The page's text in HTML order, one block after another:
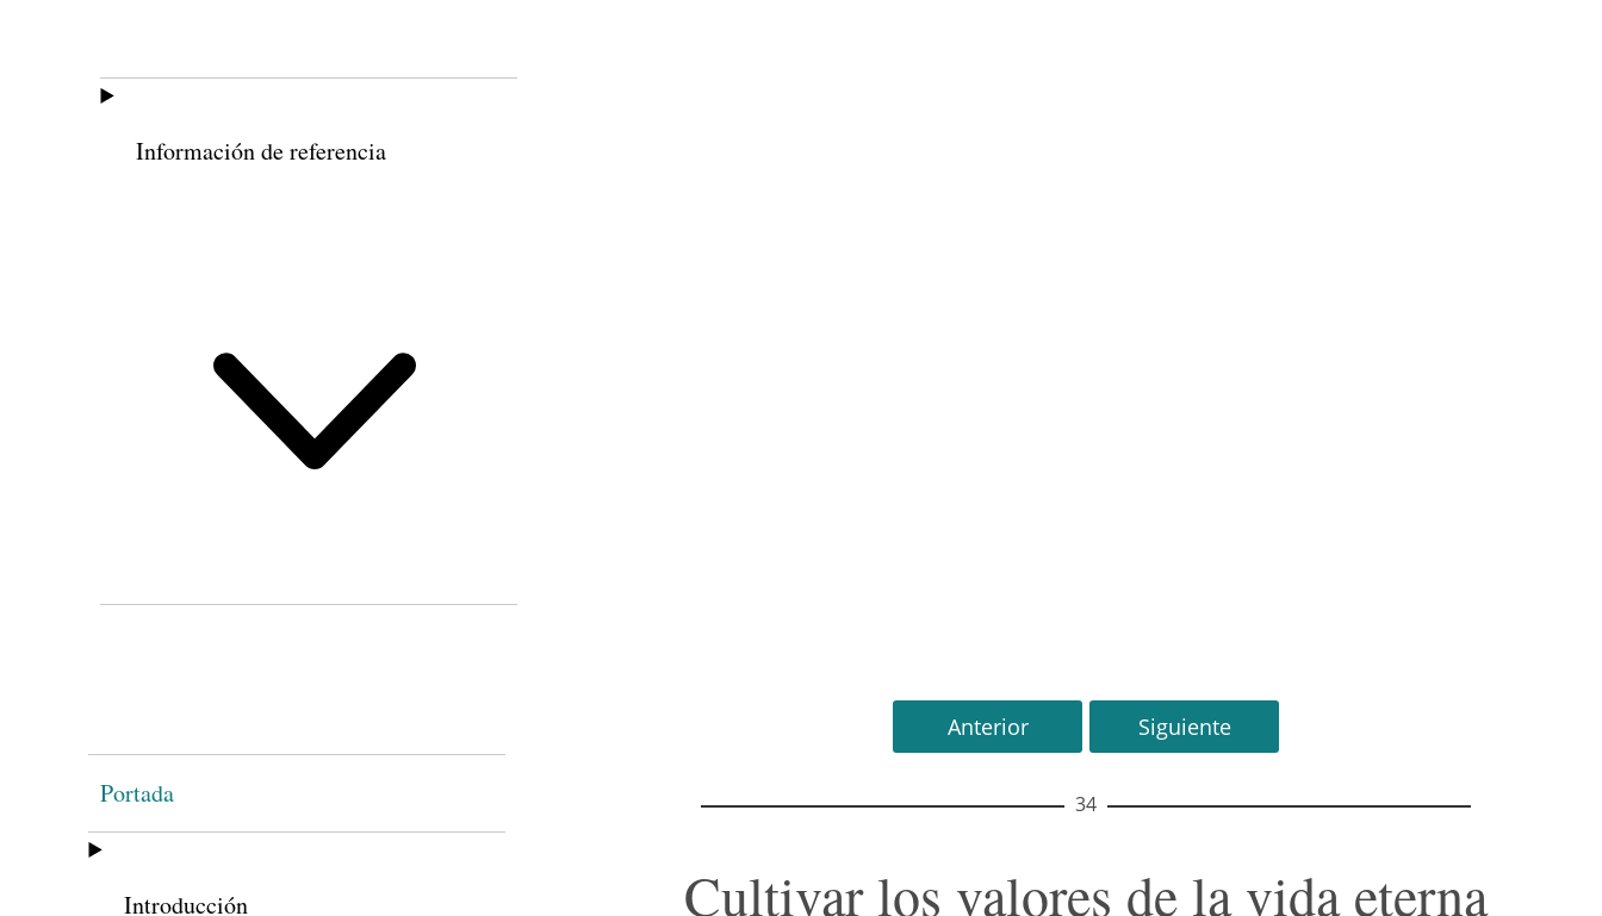
Información de referencia
Portada
Introducción
Anterior Siguiente
34
Cultivar los valores de la vida eterna